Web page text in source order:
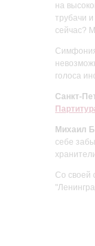
на
трубачи
сейчас?
голоса
Санкт-
Михаил
себе
Со своей